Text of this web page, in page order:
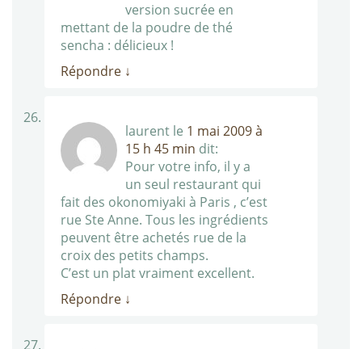
version sucrée en
mettant de la poudre de thé
sencha : délicieux !
Répondre ↓
laurent le 1 mai 2009 à
15 h 45 min dit:
Pour votre info, il y a
un seul restaurant qui
fait des okonomiyaki à Paris , c’est
rue Ste Anne. Tous les ingrédients
peuvent être achetés rue de la
croix des petits champs.
C’est un plat vraiment excellent.
Répondre ↓